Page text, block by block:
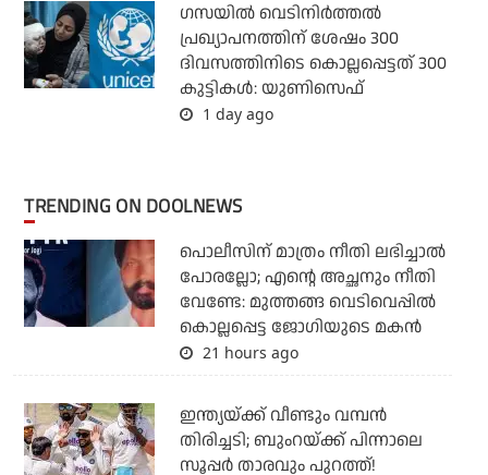
ഗസയില്‍ വെടിനിര്‍ത്തല്‍
പ്രഖ്യാപനത്തിന് ശേഷം 300
ദിവസത്തിനിടെ കൊല്ലപ്പെട്ടത് 300
കുട്ടികള്‍: യുണിസെഫ്
1 day ago
TRENDING ON DOOLNEWS
പൊലീസിന് മാത്രം നീതി ലഭിച്ചാല്‍
പോരല്ലോ; എന്റെ അച്ഛനും നീതി
വേണ്ടേ: മുത്തങ്ങ വെടിവെപ്പില്‍
കൊല്ലപ്പെട്ട ജോഗിയുടെ മകന്‍
21 hours ago
ഇന്ത്യയ്ക്ക് വീണ്ടും വമ്പന്‍
തിരിച്ചടി; ബുംറയ്ക്ക് പിന്നാലെ
സൂപ്പര്‍ താരവും പുറത്ത്!